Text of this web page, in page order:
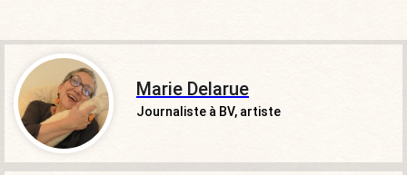
Marie Delarue
Journaliste à BV, artiste